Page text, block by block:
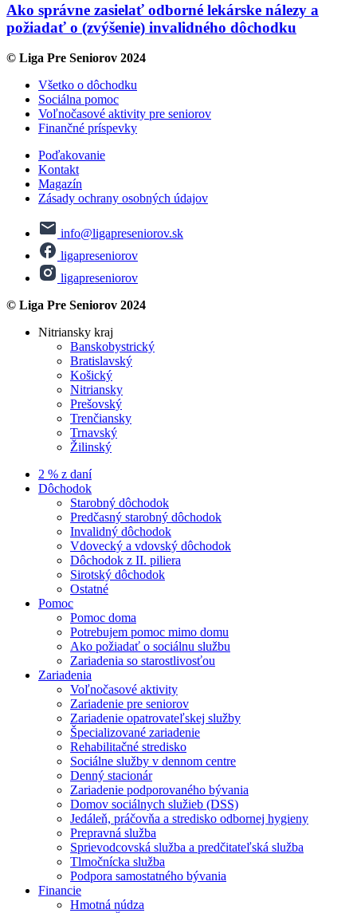
Ako správne zasielať odborné lekárske nálezy a
požiadať o (zvýšenie) invalidného dôchodku
© Liga Pre Seniorov 2024
Všetko o dôchodku
Sociálna pomoc
Voľnočasové aktivity pre seniorov
Finančné príspevky
Poďakovanie
Kontakt
Magazín
Zásady ochrany osobných údajov
info@ligapreseniorov.sk
ligapreseniorov
ligapreseniorov
© Liga Pre Seniorov 2024
Nitriansky kraj
Banskobystrický
Bratislavský
Košický
Nitriansky
Prešovský
Trenčiansky
Trnavský
Žilinský
2 % z daní
Dôchodok
Starobný dôchodok
Predčasný starobný dôchodok
Invalidný dôchodok
Vdovecký a vdovský dôchodok
Dôchodok z II. piliera
Sirotský dôchodok
Ostatné
Pomoc
Pomoc doma
Potrebujem pomoc mimo domu
Ako požiadať o sociálnu službu
Zariadenia so starostlivosťou
Zariadenia
Voľnočasové aktivity
Zariadenie pre seniorov
Zariadenie opatrovateľskej služby
Špecializované zariadenie
Rehabilitačné stredisko
Sociálne služby v dennom centre
Denný stacionár
Zariadenie podporovaného bývania
Domov sociálnych služieb (DSS)
Jedáleň, práčovňa a stredisko odbornej hygieny
Prepravná služba
Sprievodcovská služba a predčitateľská služba
Tlmočnícka služba
Podpora samostatného bývania
Financie
Hmotná núdza